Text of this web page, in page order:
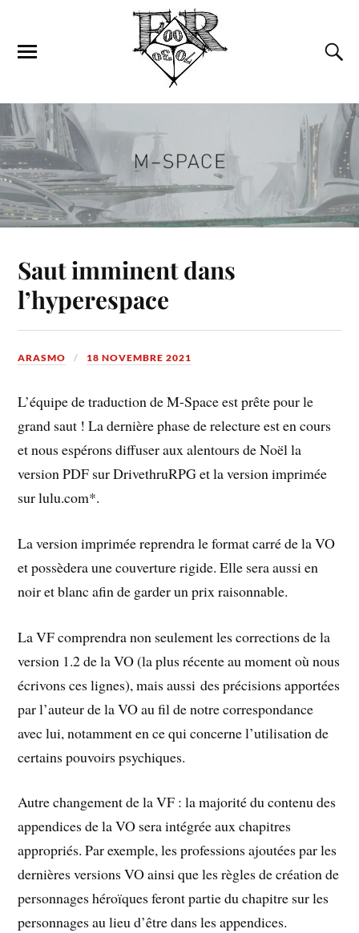
Saut imminent dans
l’hyperespace
ARASMO 18 NOVEMBRE 2021
L’équipe de traduction de M-Space est prête pour le
grand saut ! La dernière phase de relecture est en cours
et nous espérons diffuser aux alentours de Noël la
version PDF sur DrivethruRPG et la version imprimée
sur lulu.com*.
La version imprimée reprendra le format carré de la VO
et possèdera une couverture rigide. Elle sera aussi en
noir et blanc afin de garder un prix raisonnable.
La VF comprendra non seulement les corrections de la
version 1.2 de la VO (la plus récente au moment où nous
écrivons ces lignes), mais aussi des précisions apportées
par l’auteur de la VO au fil de notre correspondance
avec lui, notamment en ce qui concerne l’utilisation de
certains pouvoirs psychiques.
Autre changement de la VF : la majorité du contenu des
appendices de la VO sera intégrée aux chapitres
appropriés. Par exemple, les professions ajoutées par les
dernières versions VO ainsi que les règles de création de
personnages héroïques feront partie du chapitre sur les
personnages au lieu d’être dans les appendices.